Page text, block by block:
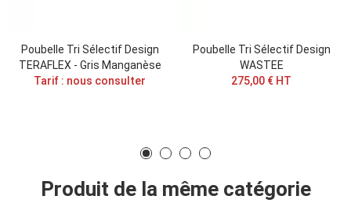
Poubelle Tri Sélectif Design
TERAFLEX - Gris Manganèse
Tarif : nous consulter
Poubelle Tri Sélectif Design
WASTEE
275,00 € HT
Produit de la même catégorie